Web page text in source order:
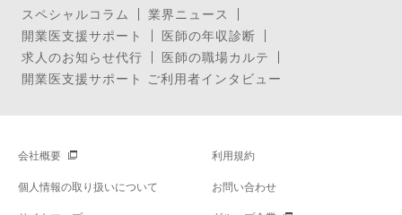
スペシャルコラム
業界ニュース
開業医支援サポート
医師の年収診断
求人のお知らせ代行
医師の職場カルテ
開業医支援サポート ご利用者インタビュー
会社概要 利用規約
個人情報の取り扱いについて お問い合わせ